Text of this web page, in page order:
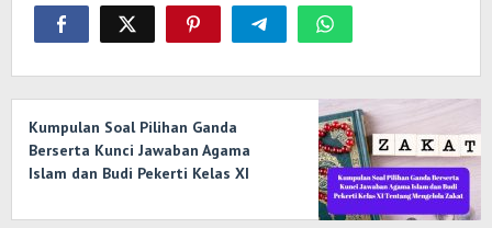
Kumpulan Soal Pilihan Ganda
Berserta Kunci Jawaban Agama
Islam dan Budi Pekerti Kelas XI